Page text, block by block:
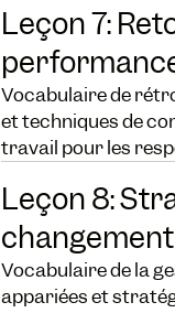
Leçon 7:
Vocabulaire de
et techniques de
travail pour les
Leçon 8:
changement
Vocabulaire de la
appariées et